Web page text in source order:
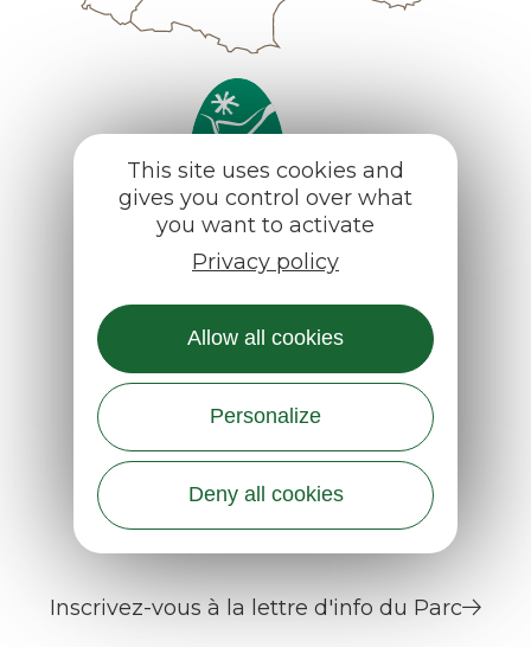
Aubrac
12470 SAINT CHELY D’AUBRAC
Tél.05 65 48 19 11
Contactez-nous
Inscrivez-vous à la lettre d'info du Parc
This site uses cookies and
gives you control over what
you want to activate
Privacy policy
Allow all cookies
Personalize
Deny all cookies